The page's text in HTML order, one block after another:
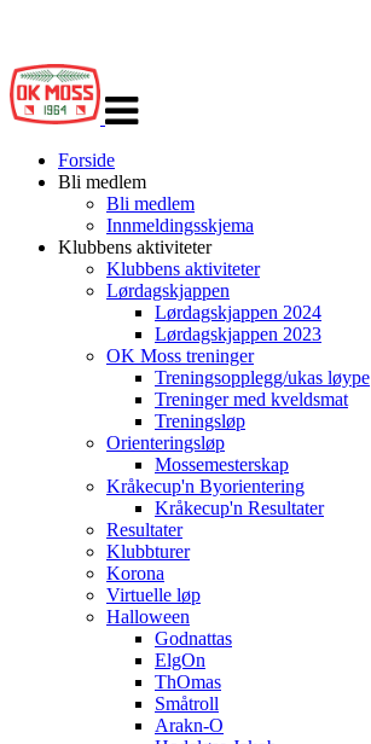
navigasjon
Forside
Bli medlem
Bli medlem
Innmeldingsskjema
Klubbens aktiviteter
Klubbens aktiviteter
Lørdagskjappen
Lørdagskjappen 2024
Lørdagskjappen 2023
OK Moss treninger
Treningsopplegg/ukas løype
Treninger med kveldsmat
Treningsløp
Orienteringsløp
Mossemesterskap
Kråkecup'n Byorientering
Kråkecup'n Resultater
Resultater
Klubbturer
Korona
Virtuelle løp
Halloween
Godnattas
ElgOn
ThOmas
Småtroll
Arakn-O